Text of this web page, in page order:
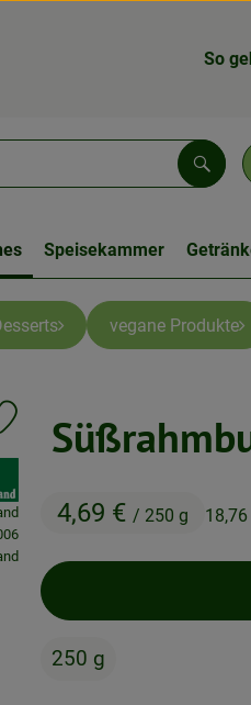
So
Suchen
Speisekammer
vegane Produkte
4,69 € / 250 g 18,76
Produkt zu Favouriten hinzufügen
250 g